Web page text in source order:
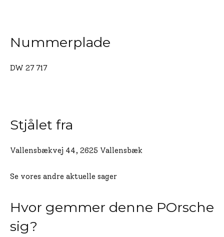
Nummerplade
DW 27 717
Stjålet fra
Vallensbækvej 44, 2625 Vallensbæk
Se vores andre aktuelle sager
Hvor gemmer denne POrsche
sig?